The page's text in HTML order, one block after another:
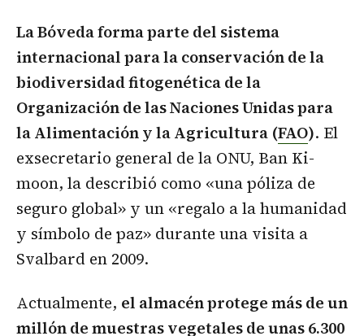
La Bóveda forma parte del sistema
internacional para la conservación de la
biodiversidad fitogenética de la
Organización de las Naciones Unidas para
la Alimentación y la Agricultura (FAO). El
exsecretario general de la ONU, Ban Ki-
moon, la describió como «una póliza de
seguro global» y un «regalo a la humanidad
y símbolo de paz» durante una visita a
Svalbard en 2009.
Actualmente, el almacén protege más de un
millón de muestras vegetales de unas 6.300